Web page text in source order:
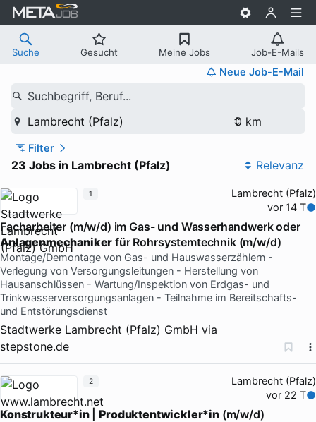
Suche Gesucht Meine Jobs Job-E-Mails
Neue Job-E-Mail
Suchbegriff, Beruf...
Lambrecht (Pfalz)
Filter
23 Jobs in Lambrecht (Pfalz) Relevanz
Lambrecht (Pfalz)
vor 14 T
Facharbeiter (m/w/d) im Gas- und Wasserhandwerk oder
Anlagenmechaniker für Rohrsystemtechnik (m/w/d)
Montage/Demontage von Gas- und Hauswasserzählern -
Verlegung von Versorgungsleitungen - Herstellung von
Hausanschlüssen - Wartung/Inspektion von Erdgas- und
Trinkwasserversorgungsanlagen - Teilnahme im Bereitschafts-
und Entstörungsdienst
Stadtwerke Lambrecht (Pfalz) GmbH via
stepstone.de
1
Lambrecht (Pfalz)
vor 22 T
Konstrukteur*in|Produktentwickler*in(m/w/d)
2